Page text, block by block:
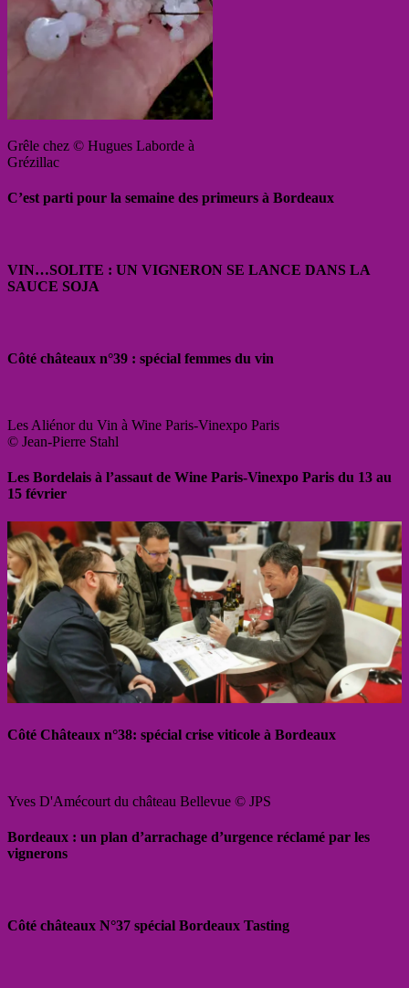
Grêle chez © Hugues Laborde à
Grézillac
C’est parti pour la semaine des primeurs à Bordeaux
VIN…SOLITE : UN VIGNERON SE LANCE DANS LA
SAUCE SOJA
Côté châteaux n°39 : spécial femmes du vin
Les Aliénor du Vin à Wine Paris-Vinexpo Paris
© Jean-Pierre Stahl
Les Bordelais à l’assaut de Wine Paris-Vinexpo Paris du 13 au
15 février
Côté Châteaux n°38: spécial crise viticole à Bordeaux
Yves D'Amécourt du château Bellevue © JPS
Bordeaux : un plan d’arrachage d’urgence réclamé par les
vignerons
Côté châteaux N°37 spécial Bordeaux Tasting